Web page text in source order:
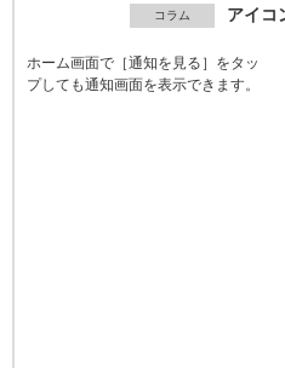
アイコ
ホーム画面で［通知を見る］をタッ
プしても通知画面を表示できます。